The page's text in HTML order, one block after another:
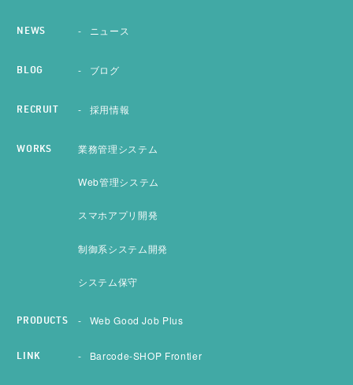
NEWS ニュース
BLOG ブログ
RECRUIT 採用情報
WORKS 業務管理システム
Web管理システム
スマホアプリ開発
制御系システム開発
システム保守
PRODUCTS Web Good Job Plus
LINK Barcode-SHOP Frontier